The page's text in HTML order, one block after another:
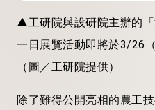
▲工研院與設研院主辦的
一日展覽活動即將於3/26
（圖／工研院提供）
除了難得公開亮相的農工